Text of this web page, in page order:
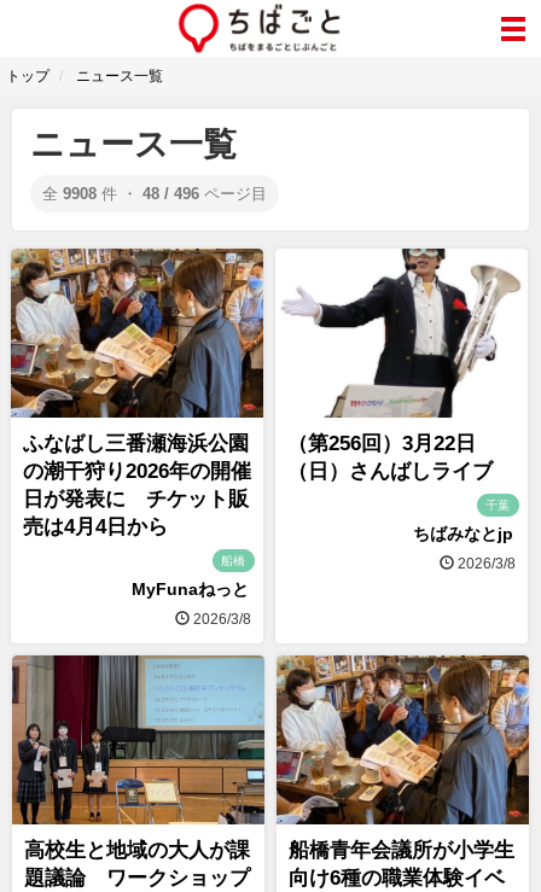
トップ ニュース一覧
ニュース一覧
全 9908 件 ・ 48 / 496 ページ目
ふなばし三番瀬海浜公園
の潮干狩り2026年の開催
日が発表に チケット販
売は4月4日から
船橋
MyFunaねっと
2026/3/8
（第256回）3月22日
（日）さんばしライブ
千葉
ちばみなとjp
2026/3/8
高校生と地域の大人が課
題議論 ワークショップ
船橋青年会議所が小学生
向け6種の職業体験イベ